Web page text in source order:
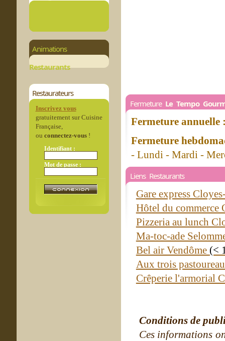
Animations
Restaurants
Restaurateurs
Inscrivez vous
gratuitement sur Cuisine
Française,
ou connectez-vous!
Identifiant :
Mot de passe :
Fermeture Le Tempo
Fermeture annuelle
Fermeture
- Lundi - Mardi -
Liens Restaurants
Gare express
Hôtel du commerce
Pizzeria au lunch
Ma-toc-ade
Bel air Vendôme (<
Aux trois
Crêperie l'armorial
Conditions de
Ces informations